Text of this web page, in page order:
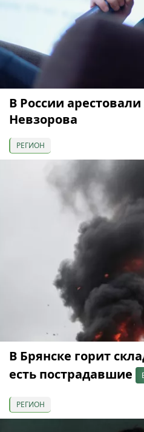
В России
Невзорова
РЕГИОН
В Брянске горит
есть пострадавшие
РЕГИОН